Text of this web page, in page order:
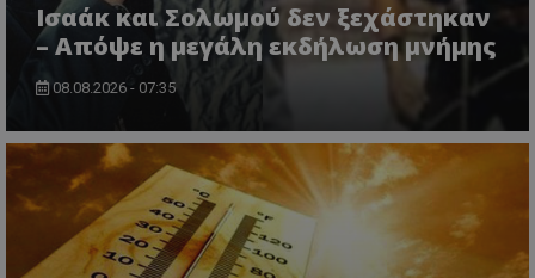
Ισαάκ και Σολωμού δεν ξεχάστηκαν
– Απόψε η μεγάλη εκδήλωση μνήμης
08.08.2026 - 07:35